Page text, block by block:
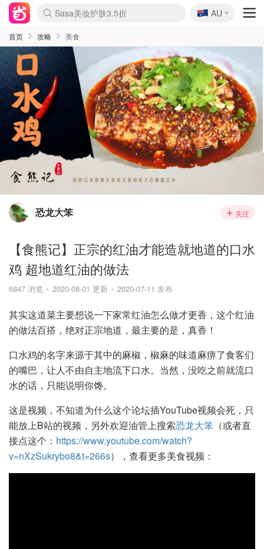
lululemon本周上新
Sasa美妆护肤3.5折
SSENSE年中3折
FreshBeauty好价汇总
Cettire降价+叠9折
Farfetch折上8折
WWS Coles超市实拍
viagogo二手票捡漏
Myer清仓1折起
The Outnet奢牌1折起
David Jones 3折起
Flannels大牌1折
Perfumes Club护肤1折
AMIRO返校季6.2折
Oweek抽奖送Airpods
Amazon折扣汇总
eToro入金$200送$50
Amazon数码好物
ICONIC本周7.5折
ThedoubleF高奢地板价
Moose Knuckles 6折
丝芙兰5折起
EUFY官网3.7折起
Selenichast首饰2折
Trip机票酒店促销
YSL送5件彩妆礼
Amazon家居好物
BIGBANG巡演开票
David Jones时尚3折
Amazon美妆护肤
雅漾大喷$8
过敏原检测盒$33
伊索独家赠50ml沐浴露
科颜氏送高保湿面霜
SEALIFE海洋馆门票6折
丝塔芙大白罐$16
订阅Newsletter送香薰
Cult Beauty 6.8折
Harrods圣诞日历2.3折
LN-CC奢牌私促3折
d'Alba空姐喷雾$16
EVE LOM套装逆天2折
Bernardelli独家4折
Adore Beauty 6折起
CT圣诞日历
Mytheresa奢品2.7折
🇦🇺
AU
首页 攻略 美食
恐龙大笨 关注
【食熊记】正宗的红油才能造就地道的口水
鸡 超地道红油的做法
6847 浏览 2020-08-01 更新 2020-07-11 发布
其实这道菜主要想说一下家常红油怎么做才更香，这个红油
的做法百搭，绝对正宗地道，最主要的是，真香！
口水鸡的名字来源于其中的麻椒，椒麻的味道麻痹了食客们
的嘴巴，让人不由自主地流下口水。当然，没吃之前就流口
水的话，只能说明你馋。
这是视频，不知道为什么这个论坛插YouTube视频会死，只
能放上B站的视频，另外欢迎油管上搜索恐龙大笨 （或者直
接点这个： https://www.youtube.com/watch?
v=nXzSukrybo8&t=266s），查看更多美食视频：